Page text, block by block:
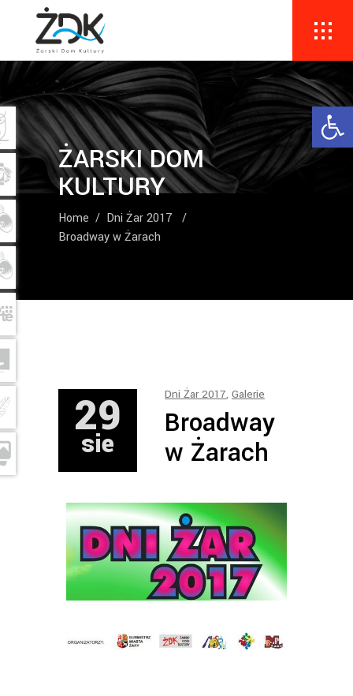
ŻARSKI DOM
KULTURY
Home / Dni Żar 2017
/
Broadway w Żarach
29
sie
Dni Żar 2017, Galerie
Broadway
w Żarach